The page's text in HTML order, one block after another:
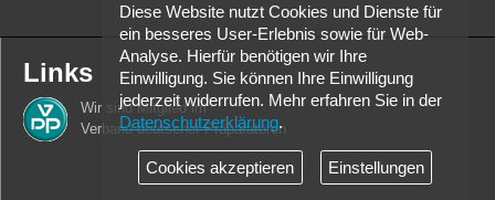
Links
Wir sind Mitglied im
Verband deutscher Präparatoren
Diese Website nutzt Cookies und Dienste für
ein besseres User-Erlebnis sowie für Web-
Analyse. Hierfür benötigen wir Ihre
Einwilligung. Sie können Ihre Einwilligung
jederzeit widerrufen. Mehr erfahren Sie in der
Datenschutzerklärung.
Cookies akzeptieren Einstellungen